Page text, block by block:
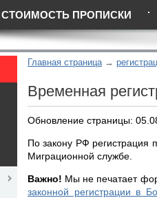
СТОИМОСТЬ ПРОПИСКИ
Главная страница
Временная
Обновление страницы:
По закону РФ регистрация
Миграционной службе.
Важно! Мы не печатает
законной регистрации в